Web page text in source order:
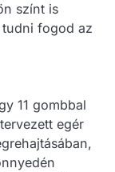
színt is
fogod az
11 gombbal
egér